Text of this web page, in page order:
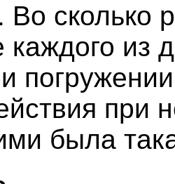
Во сколько
каждого из
при
была